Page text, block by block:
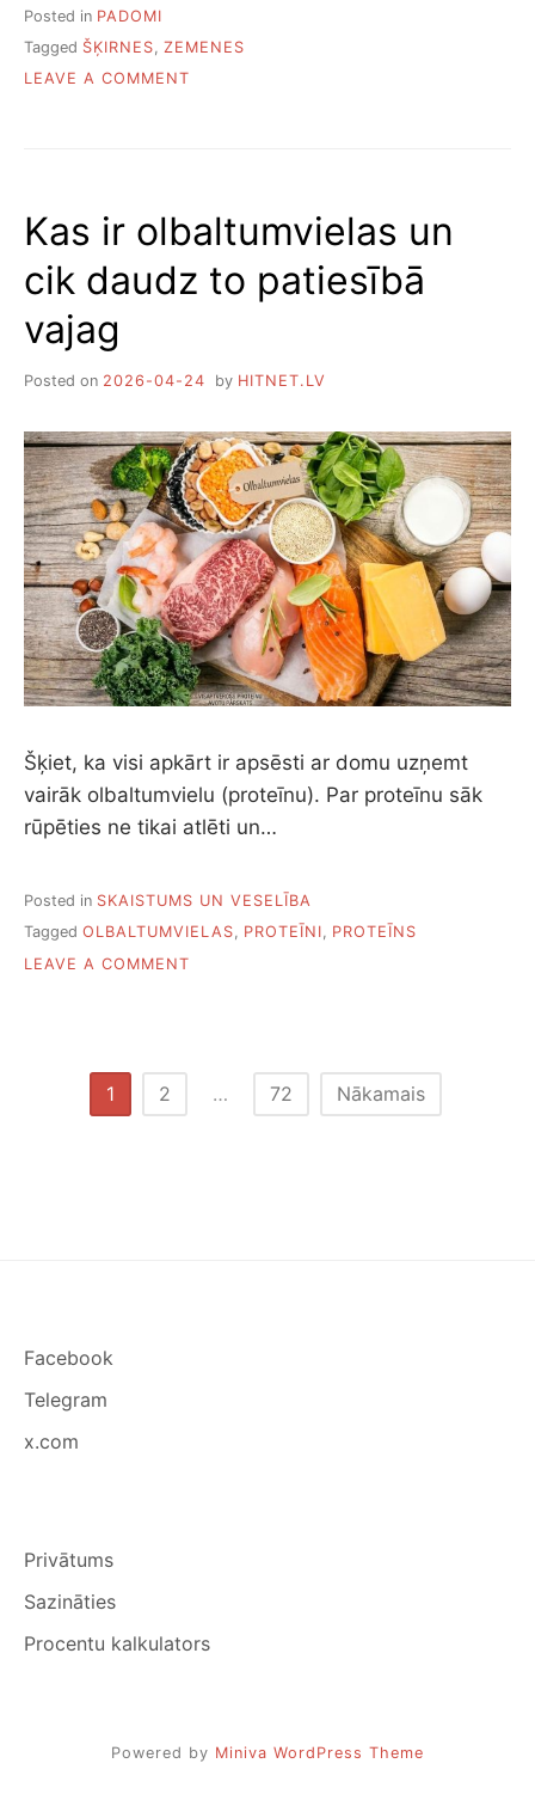
Posted in PADOMI
Tagged ŠĶIRNES ZEMENES
LEAVE A COMMENT
GADĀ
Kas ir olbaltumvielas un
cik daudz to patiesībā
vajag
Posted on 2026-04-24 by HITNET.LV
Šķiet, ka visi apkārt ir apsēsti ar domu uzņemt
vairāk olbaltumvielu (proteīnu). Par proteīnu sāk
rūpēties ne tikai atlēti un…
Posted in SKAISTUMS UN VESELĪBA
Tagged OLBALTUMVIELAS, PROTEĪNI, PROTEĪNS
LEAVE A COMMENT
DAUDZ
1 2 … 72 Nākamais
Facebook
Telegram
x.com
Privātums
Sazināties
Procentu kalkulators
Powered by Miniva WordPress Theme